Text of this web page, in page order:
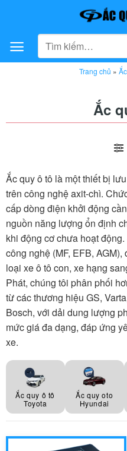
dung
Tìm
kiếm:
Trang chủ »
Ắc
Ắc quy ô tô là một thiết bị
trên công nghệ axit-chì.
cấp dòng điện khởi động
nguồn năng lượng ổn định
khi động cơ chưa hoạt
công nghệ (MF, EFB,
loại xe ô tô con, xe hạng
Phát, chúng tôi phân phối
từ các thương hiệu GS,
Bosch, với dải dung lượng
mức giá đa dạng, đáp ứng
xe.
Ắc quy ô tô
Toyota
Ắc quy oto
Hyundai